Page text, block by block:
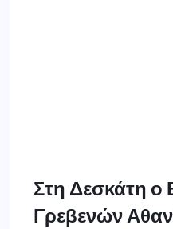
Στη Δεσκάτη ο
Γρεβενών